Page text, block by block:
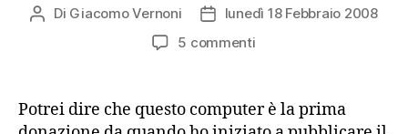
Autore
Di Giacomo Vernoni
Data
dell'articolo
lunedì 18 Febbraio 2008
5 commentisu
Potrei dire che questo computer è la prima